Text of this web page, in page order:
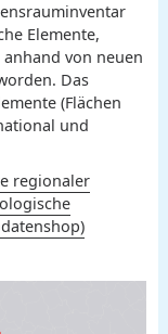
Elemente,
von neuen
Das
(Flächen
und
regionaler